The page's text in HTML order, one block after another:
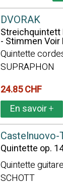
DVORAK
Streichquintett
- Stimmen Voir
Quintette
SUPRAPHON
24.85 CHF
En savoir+
Quintette op.
Quintette
SCHOTT